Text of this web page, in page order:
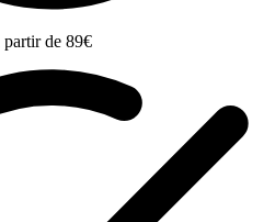
de 89€